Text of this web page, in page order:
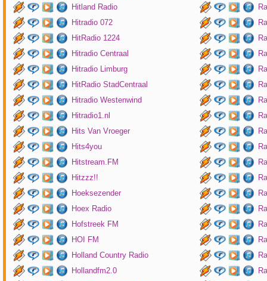
Hitland Radio
Hitradio 072
HitRadio 1224
Hitradio Centraal
Hitradio Limburg
HitRadio StadCentraal
Hitradio Westenwind
Hitradio1.nl
Hits Van Vroeger
Hits4you
Hitstream.FM
Hitzzz!!
Hoeksezender
Hoex Radio
Hofstreek FM
HOI FM
Holland Country Radio
Hollandfm2.0